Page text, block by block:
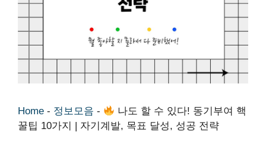
Home - 정보모음 -
나도 할 수 있다! 동기부여 핵
꿀팁 10가지 | 자기계발, 목표 달성, 성공 전략